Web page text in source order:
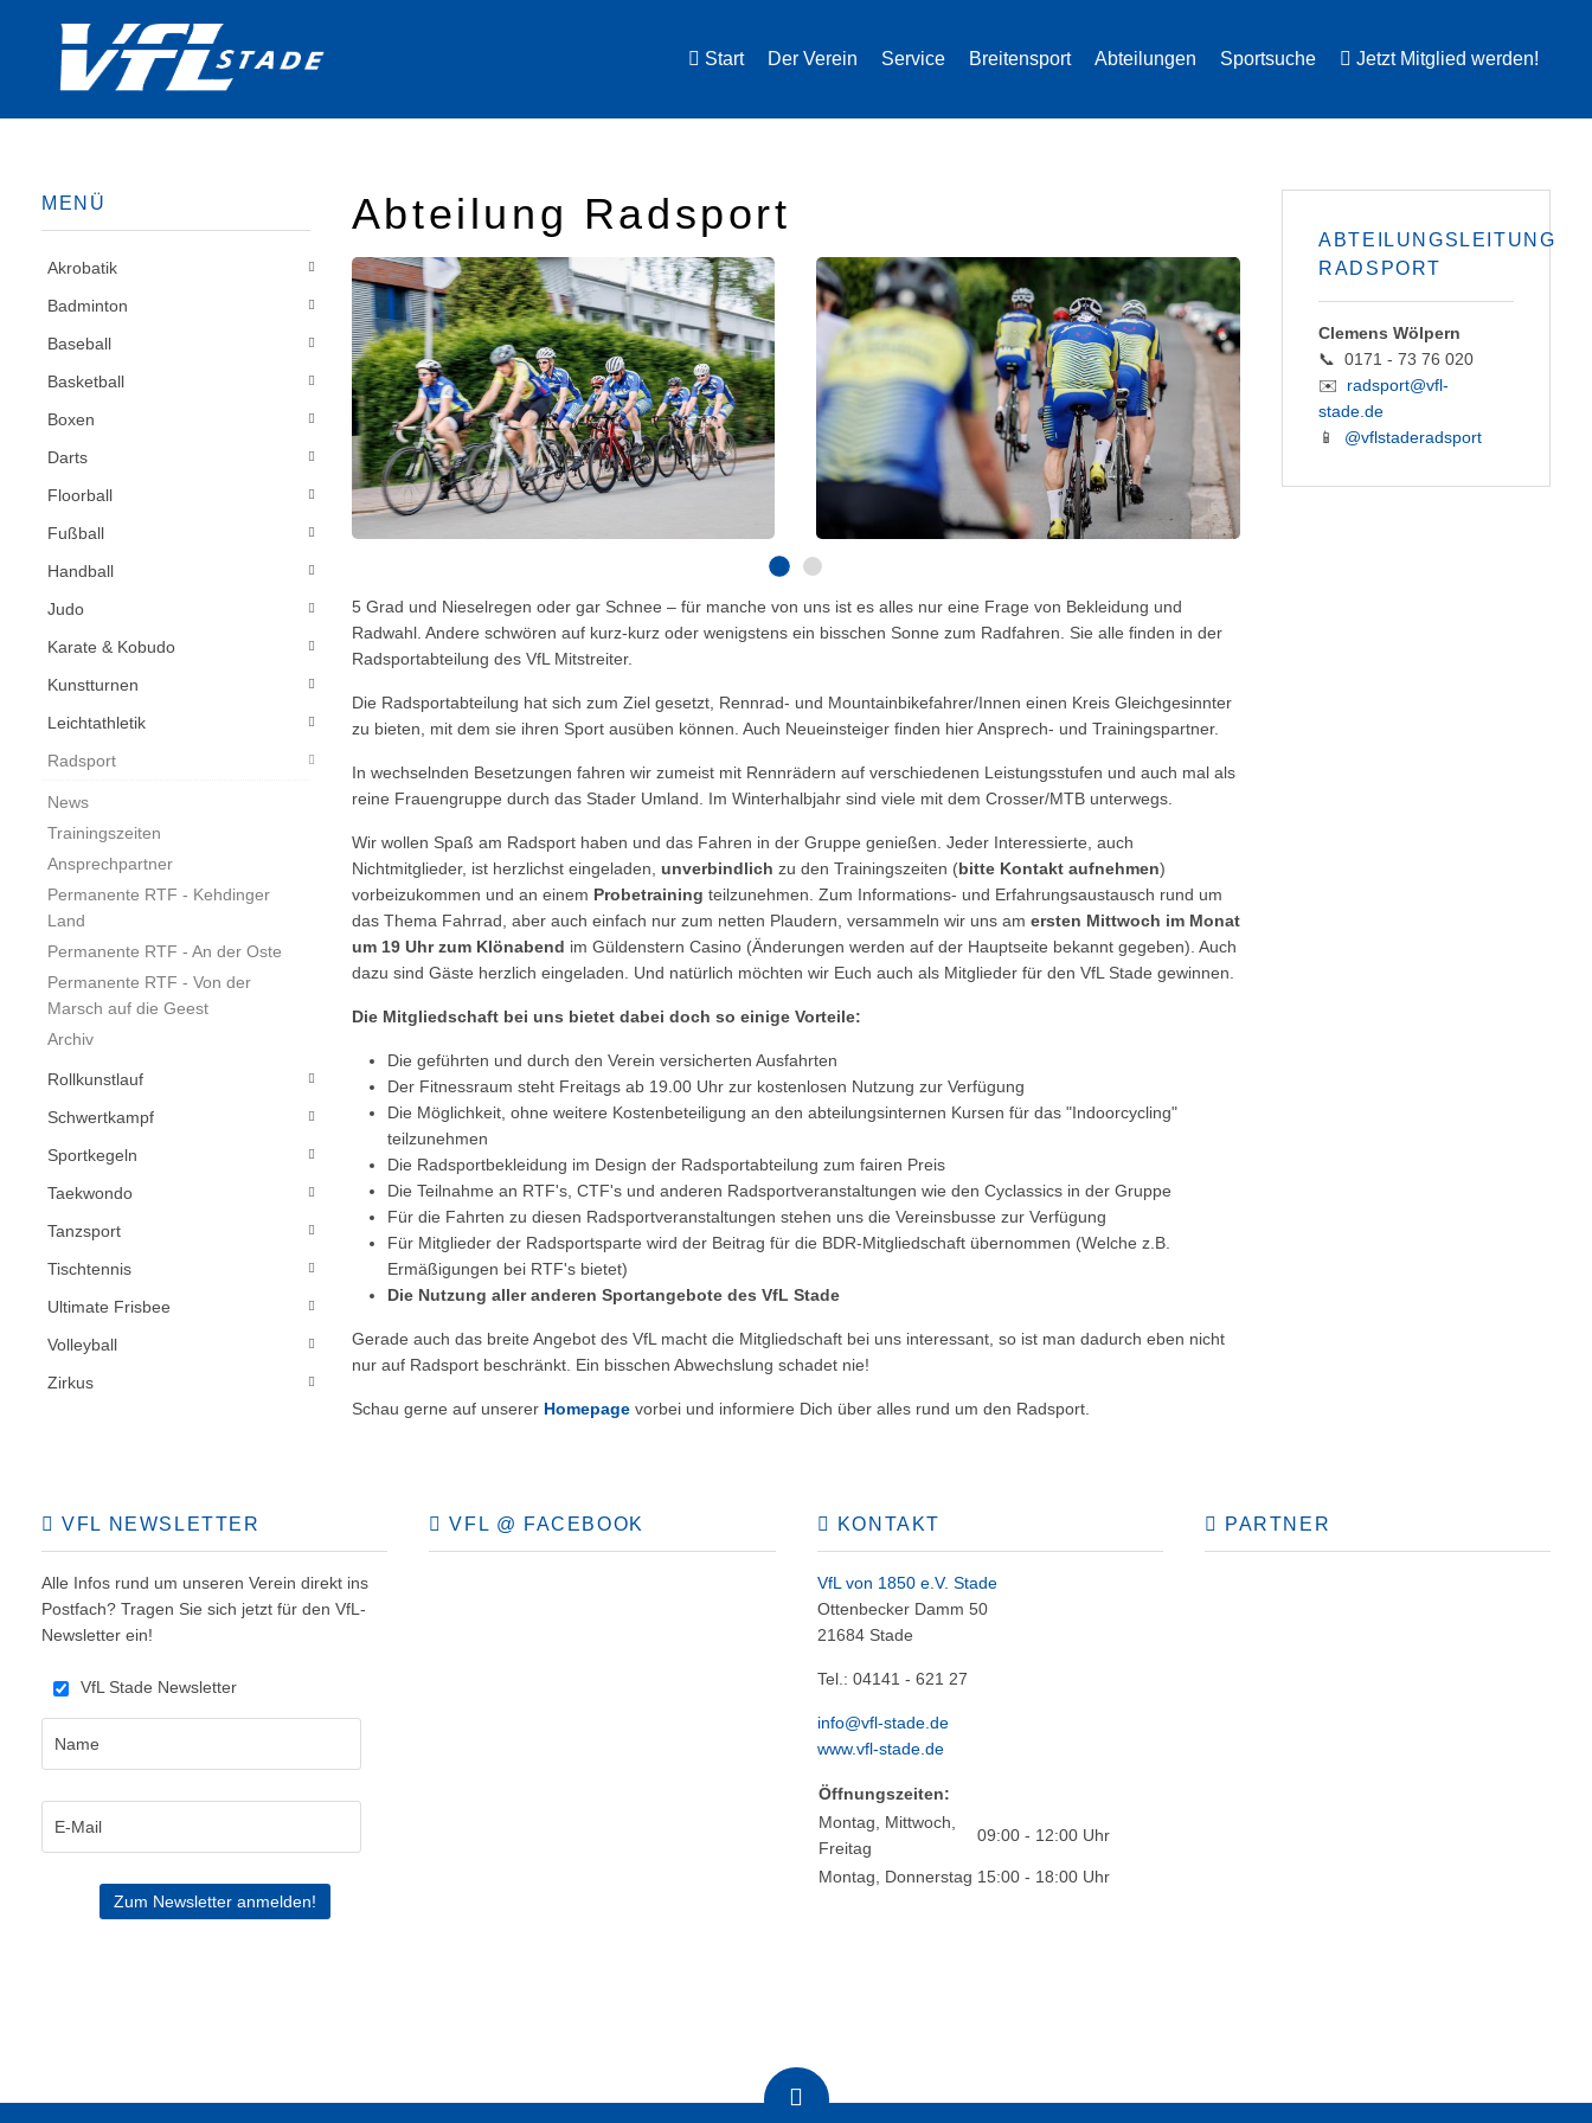
Start Der Verein Service Breitensport Abteilungen Sportsuche Jetzt Mitglied werden!
Abteilung Radsport
5 Grad und Nieselregen oder gar Schnee – für manche von uns ist es alles nur eine Frage von Bekleidung und
Radwahl. Andere schwören auf kurz-kurz oder wenigstens ein bisschen Sonne zum Radfahren. Sie alle finden in der
Radsportabteilung des VfL Mitstreiter.
Die Radsportabteilung hat sich zum Ziel gesetzt, Rennrad- und Mountainbikefahrer/Innen einen Kreis Gleichgesinnter
zu bieten, mit dem sie ihren Sport ausüben können. Auch Neueinsteiger finden hier Ansprech- und Trainingspartner.
In wechselnden Besetzungen fahren wir zumeist mit Rennrädern auf verschiedenen Leistungsstufen und auch mal als
reine Frauengruppe durch das Stader Umland. Im Winterhalbjahr sind viele mit dem Crosser/MTB unterwegs.
Wir wollen Spaß am Radsport haben und das Fahren in der Gruppe genießen. Jeder Interessierte, auch
Nichtmitglieder, ist herzlichst eingeladen, unverbindlich zu den Trainingszeiten (bitte Kontakt aufnehmen)
vorbeizukommen und an einem Probetraining teilzunehmen. Zum Informations- und Erfahrungsaustausch rund um
das Thema Fahrrad, aber auch einfach nur zum netten Plaudern, versammeln wir uns am ersten Mittwoch im Monat
um 19 Uhr zum Klönabend im Güldenstern Casino (Änderungen werden auf der Hauptseite bekannt gegeben). Auch
dazu sind Gäste herzlich eingeladen. Und natürlich möchten wir Euch auch als Mitglieder für den VfL Stade gewinnen.
Die Mitgliedschaft bei uns bietet dabei doch so einige Vorteile:
Die geführten und durch den Verein versicherten Ausfahrten
Der Fitnessraum steht Freitags ab 19.00 Uhr zur kostenlosen Nutzung zur Verfügung
Die Möglichkeit, ohne weitere Kostenbeteiligung an den abteilungsinternen Kursen für das "Indoorcycling"
teilzunehmen
Die Radsportbekleidung im Design der Radsportabteilung zum fairen Preis
Die Teilnahme an RTF's, CTF's und anderen Radsportveranstaltungen wie den Cyclassics in der Gruppe
Für die Fahrten zu diesen Radsportveranstaltungen stehen uns die Vereinsbusse zur Verfügung
Für Mitglieder der Radsportsparte wird der Beitrag für die BDR-Mitgliedschaft übernommen (Welche z.B.
Ermäßigungen bei RTF's bietet)
Die Nutzung aller anderen Sportangebote des VfL Stade
Gerade auch das breite Angebot des VfL macht die Mitgliedschaft bei uns interessant, so ist man dadurch eben nicht
nur auf Radsport beschränkt. Ein bisschen Abwechslung schadet nie!
Schau gerne auf unserer Homepage vorbei und informiere Dich über alles rund um den Radsport.
MENÜ
Akrobatik
Badminton
Baseball
Basketball
Boxen
Darts
Floorball
Fußball
Handball
Judo
Karate & Kobudo
Kunstturnen
Leichtathletik
Radsport
News
Trainingszeiten
Ansprechpartner
Permanente RTF - Kehdinger
Land
Permanente RTF - An der Oste
Permanente RTF - Von der
Marsch auf die Geest
Archiv
Rollkunstlauf
Schwertkampf
Sportkegeln
Taekwondo
Tanzsport
Tischtennis
Ultimate Frisbee
Volleyball
Zirkus
ABTEILUNGSLEITUNG
RADSPORT
Clemens Wölpern
📞 0171 - 73 76 020
✉️ radsport@vfl-
stade.de
📱 @vflstaderadsport
VFL NEWSLETTER
Alle Infos rund um unseren Verein direkt ins
Postfach? Tragen Sie sich jetzt für den VfL-
Newsletter ein!
VfL Stade Newsletter
VFL @ FACEBOOK KONTAKT
VfL von 1850 e.V. Stade
Ottenbecker Damm 50
21684 Stade
Tel.: 04141 - 621 27
info@vfl-stade.de
www.vfl-stade.de
Öffnungszeiten:
Montag, Mittwoch,
Freitag
09:00 - 12:00 Uhr
Montag, Donnerstag 15:00 - 18:00 Uhr
PARTNER